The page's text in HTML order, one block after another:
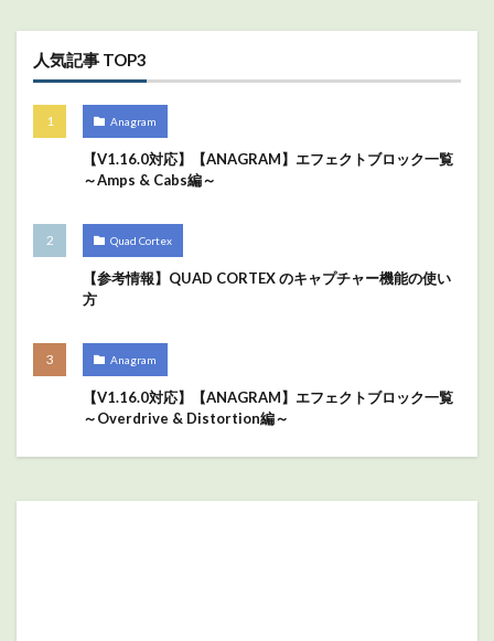
人気記事 TOP3
Anagram
【V1.16.0対応】【ANAGRAM】エフェクトブロック一覧
～Amps & Cabs編～
Quad Cortex
【参考情報】QUAD CORTEX のキャプチャー機能の使い
方
Anagram
【V1.16.0対応】【ANAGRAM】エフェクトブロック一覧
～Overdrive & Distortion編～